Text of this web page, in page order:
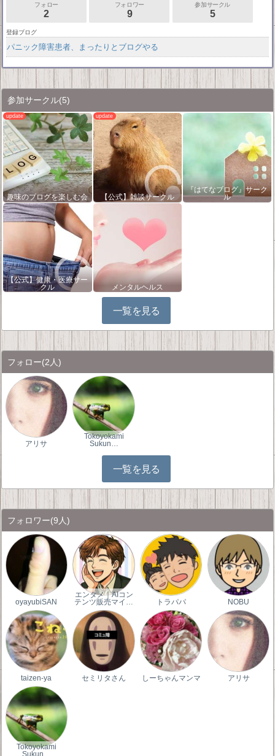
フォロー
2
フォロワー
9
参加サークル
5
登録ブログ
パニック障害患者、まったりとブログやる
参加サークル(5)
趣味のブログを楽しむ会 【公式】雑談サークル
『はてなブログ』サーク
ル
【公式】健康・医療サー
クル
メンタルヘルス
一覧を見る
フォロー(2人)
アリサ
Tokoyokami
Sukun…
一覧を見る
フォロワー(9人)
oyayubiSAN
エンタメ｜AIコン
テンツ販売マイ…
トラパパ NOBU
taizen-ya セミリタさん しーちゃんマンマ アリサ
Tokoyokami
Sukun…